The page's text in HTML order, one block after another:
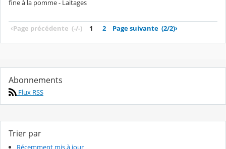
fine à la pomme - Laitages
‹Page précédente (-/-) 1 2 Page suivante (2/2)›
Abonnements
Flux RSS
Trier par
Récemment mis à jour